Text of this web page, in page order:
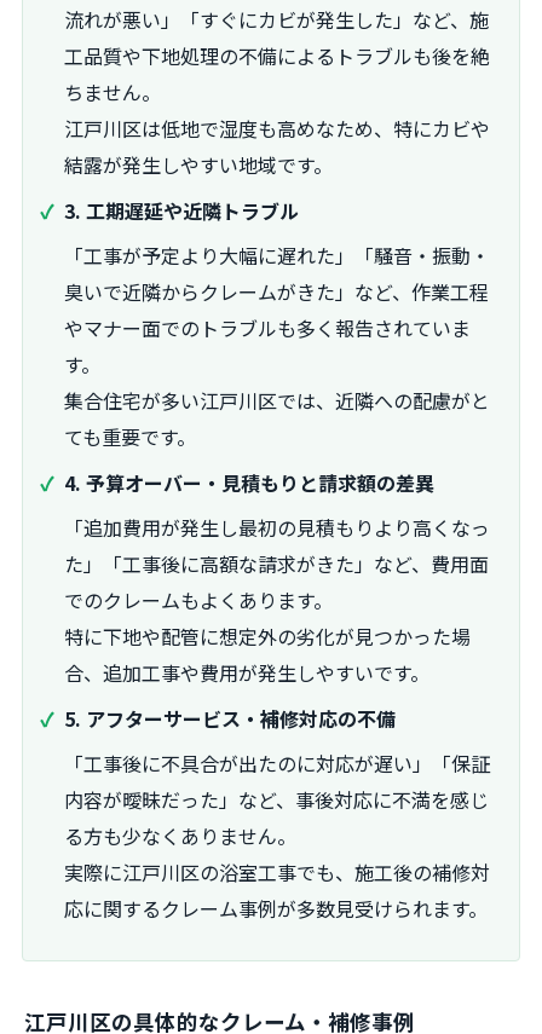
流れが悪い」「すぐにカビが発生した」など、施
工品質や下地処理の不備によるトラブルも後を絶
ちません。
江戸川区は低地で湿度も高めなため、特にカビや
結露が発生しやすい地域です。
3. 工期遅延や近隣トラブル
「工事が予定より大幅に遅れた」「騒音・振動・
臭いで近隣からクレームがきた」など、作業工程
やマナー面でのトラブルも多く報告されていま
す。
集合住宅が多い江戸川区では、近隣への配慮がと
ても重要です。
4. 予算オーバー・見積もりと請求額の差異
「追加費用が発生し最初の見積もりより高くなっ
た」「工事後に高額な請求がきた」など、費用面
でのクレームもよくあります。
特に下地や配管に想定外の劣化が見つかった場
合、追加工事や費用が発生しやすいです。
5. アフターサービス・補修対応の不備
「工事後に不具合が出たのに対応が遅い」「保証
内容が曖昧だった」など、事後対応に不満を感じ
る方も少なくありません。
実際に江戸川区の浴室工事でも、施工後の補修対
応に関するクレーム事例が多数見受けられます。
江戸川区の具体的なクレーム・補修事例